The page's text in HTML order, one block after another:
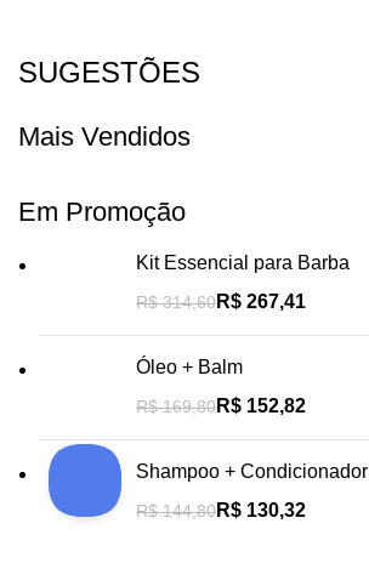
SUGESTÕES
Mais Vendidos
Em Promoção
Kit Essencial para Barba
R$314,60R$ 267,41
Óleo + Balm
R$169,80R$ 152,82
Shampoo + Condicionador
R$144,80R$ 130,32